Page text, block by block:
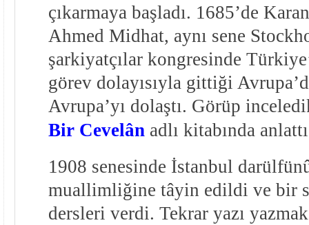
çıkarmaya başladı. 1685’de
Ahmed Midhat, aynı sene
şarkiyatçılar kongresinde
görev dolayısıyla gittiği
Avrupa’yı dolaştı. Görüp
Bir Cevelânadlı kitabında
1908 senesinde İstanbul
muallimliğine tâyin edildi ve bir
dersleri verdi. Tekrar yazı